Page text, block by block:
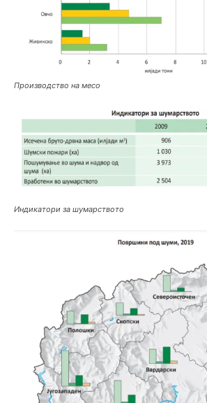
Производство на месо
Индикатори за шумарството